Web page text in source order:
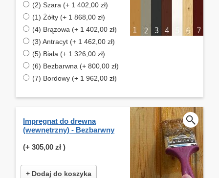
(2) Szara (+ 1 402,00 zł)
(1) Żółty (+ 1 868,00 zł)
(4) Brązowa (+ 1 402,00 zł)
(3) Antracyt (+ 1 462,00 zł)
(5) Biała (+ 1 326,00 zł)
(6) Bezbarwna (+ 800,00 zł)
(7) Bordowy (+ 1 962,00 zł)
Impregnat do drewna
(wewnętrzny) - Bezbarwny
(+ 305,00 zł )
+ Dodaj do koszyka